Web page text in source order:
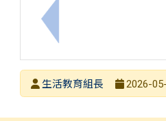
上一筆：臺南市115年
發布者生活教育組長
2026-